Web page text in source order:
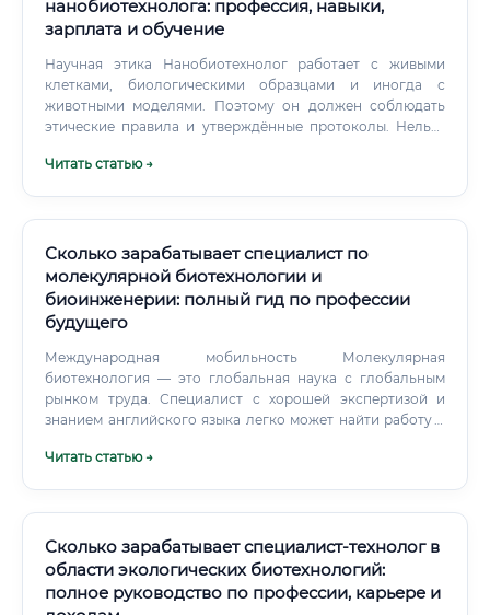
нанобиотехнолога: профессия, навыки,
зарплата и обучение
Научная этика Нанобиотехнолог работает с живыми
клетками, биологическими образцами и иногда с
животными моделями. Поэтому он должен соблюдать
этические правила и утверждённые протоколы. Нельзя
как готовый медицинский метод.
Читать статью →
Сколько зарабатывает специалист по
молекулярной биотехнологии и
биоинженерии: полный гид по профессии
будущего
Международная мобильность Молекулярная
биотехнология — это глобальная наука с глобальным
рынком труда. Специалист с хорошей экспертизой и
знанием английского языка легко может найти работу в
Читать статью →
Сколько зарабатывает специалист-технолог в
области экологических биотехнологий:
полное руководство по профессии, карьере и